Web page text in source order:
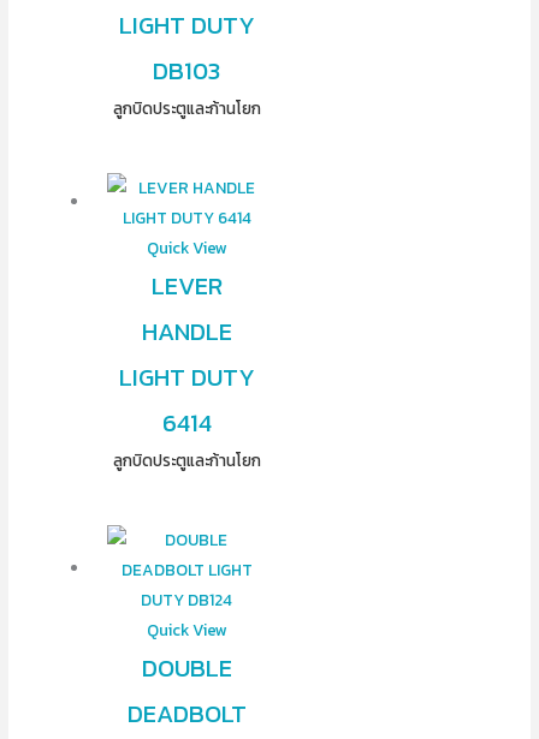
LIGHT DUTY
DB103
ลูกบิดประตูและก้านโยก
Quick View
LEVER
HANDLE
LIGHT DUTY
6414
ลูกบิดประตูและก้านโยก
Quick View
DOUBLE
DEADBOLT